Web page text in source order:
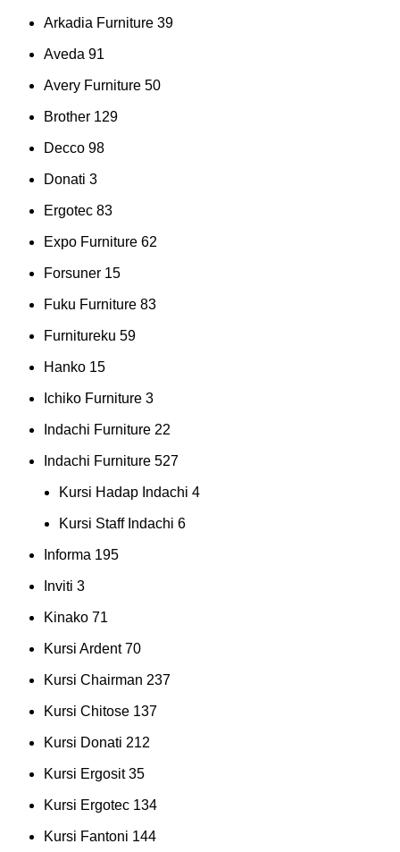
Arkadia Furniture 39
Aveda 91
Avery Furniture 50
Brother 129
Decco 98
Donati 3
Ergotec 83
Expo Furniture 62
Forsuner 15
Fuku Furniture 83
Furnitureku 59
Hanko 15
Ichiko Furniture 3
Indachi Furniture 22
Indachi Furniture 527
Kursi Hadap Indachi 4
Kursi Staff Indachi 6
Informa 195
Inviti 3
Kinako 71
Kursi Ardent 70
Kursi Chairman 237
Kursi Chitose 137
Kursi Donati 212
Kursi Ergosit 35
Kursi Ergotec 134
Kursi Fantoni 144